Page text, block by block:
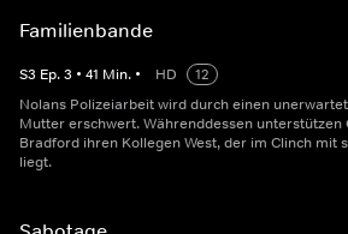
Familienbande
S3 Ep.3 • 41 Min. • HD
12
Nolans Polizeiarbeit wird durch einen
Mutter erschwert. Währenddessen unterstützen
Bradford ihren Kollegen West, der im Clinch mit
liegt.